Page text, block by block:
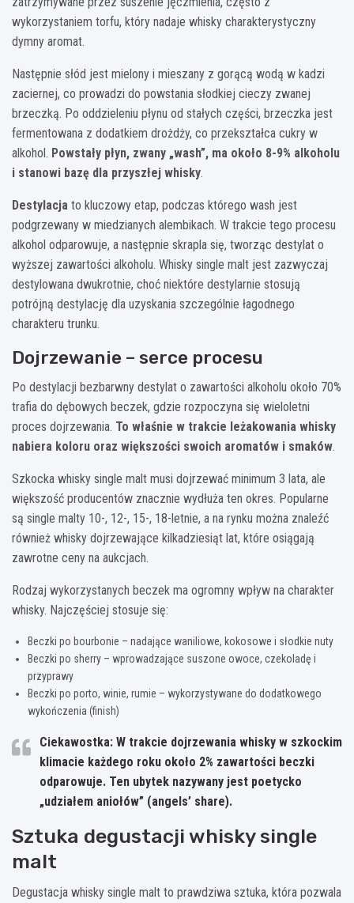
wykorzystaniem torfu, który nadaje whisky charakterystyczny
dymny aromat.
Następnie słód jest mielony i mieszany z gorącą wodą w kadzi
zaciernej, co prowadzi do powstania słodkiej cieczy zwanej
brzeczką. Po oddzieleniu płynu od stałych części, brzeczka jest
fermentowana z dodatkiem drożdży, co przekształca cukry w
alkohol. Powstały płyn, zwany „wash”, ma około 8-9% alkoholu
i stanowi bazę dla przyszłej whisky.
Destylacja to kluczowy etap, podczas którego wash jest
podgrzewany w miedzianych alembikach. W trakcie tego procesu
alkohol odparowuje, a następnie skrapla się, tworząc destylat o
wyższej zawartości alkoholu. Whisky single malt jest zazwyczaj
destylowana dwukrotnie, choć niektóre destylarnie stosują
potrójną destylację dla uzyskania szczególnie łagodnego
charakteru trunku.
Dojrzewanie – serce procesu
Po destylacji bezbarwny destylat o zawartości alkoholu około 70%
trafia do dębowych beczek, gdzie rozpoczyna się wieloletni
proces dojrzewania. To właśnie w trakcie leżakowania whisky
nabiera koloru oraz większości swoich aromatów i smaków.
Szkocka whisky single malt musi dojrzewać minimum 3 lata, ale
większość producentów znacznie wydłuża ten okres. Popularne
są single malty 10-, 12-, 15-, 18-letnie, a na rynku można znaleźć
również whisky dojrzewające kilkadziesiąt lat, które osiągają
zawrotne ceny na aukcjach.
Rodzaj wykorzystanych beczek ma ogromny wpływ na charakter
whisky. Najczęściej stosuje się:
Beczki po bourbonie – nadające waniliowe, kokosowe i słodkie nuty
Beczki po sherry – wprowadzające suszone owoce, czekoladę i
przyprawy
Beczki po porto, winie, rumie – wykorzystywane do dodatkowego
wykończenia (finish)
Ciekawostka: W trakcie dojrzewania whisky w szkockim
klimacie każdego roku około 2% zawartości beczki
odparowuje. Ten ubytek nazywany jest poetycko
„udziałem aniołów” (angels’ share).
Sztuka degustacji whisky single
malt
Degustacja whisky single malt to prawdziwa sztuka, która pozwala